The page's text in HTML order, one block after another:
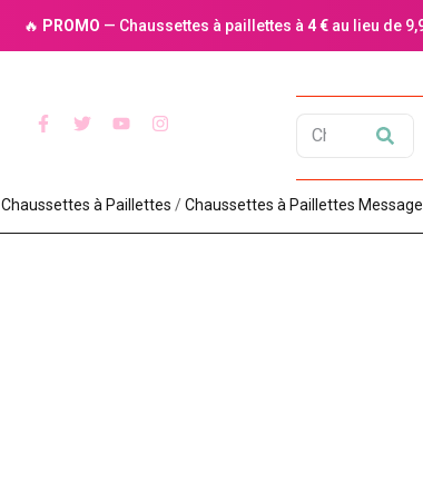
🔥 PROMO — Chaussettes à paillettes à 4 €au lieu de
Chaussettes à Paillette​s /Chaussettes à Paillettes Message​